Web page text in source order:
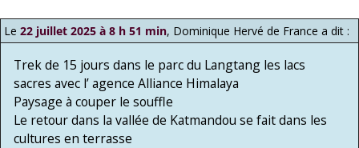
Le 22 juillet 2025 à 8 h 51 min, Dominique Hervé de France a dit :
Trek de 15 jours dans le parc du Langtang les lacs
sacres avec l’ agence Alliance Himalaya
Paysage à couper le souffle
Le retour dans la vallée de Katmandou se fait dans les
cultures en terrasse